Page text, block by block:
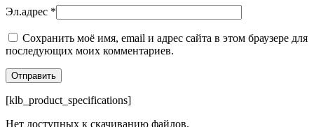
Эл.адрес *
Сохранить моё имя, email и адрес сайта в этом браузере для
последующих моих комментариев.
[klb_product_specifications]
Нет доступных к скачиванию файлов.